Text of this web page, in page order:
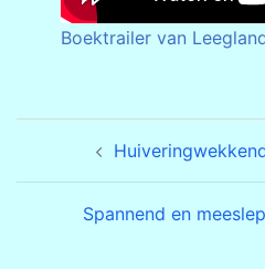
Boektrailer van
navigatie
Spannend en